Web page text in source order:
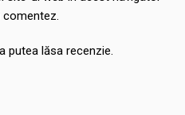
putea lăsa recenzie.